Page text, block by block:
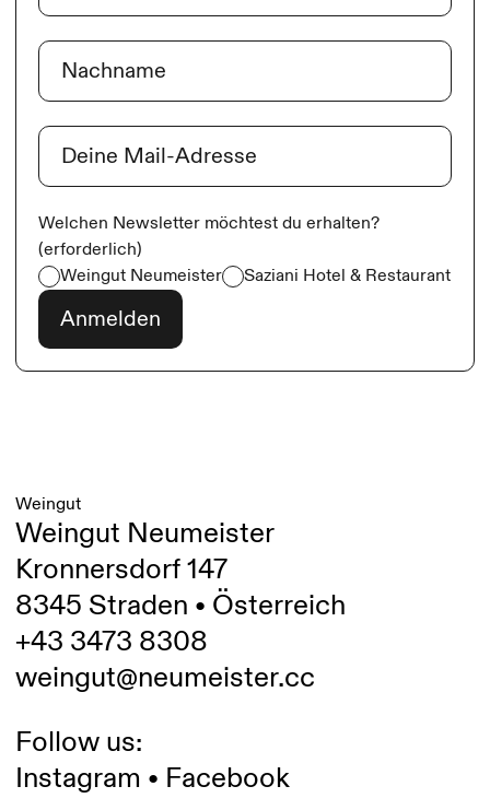
E-Mail
Welchen Newsletter möchtest du erhalten?
(erforderlich)
Weingut Neumeister
Saziani Hotel & Restaurant
Weingut
Weingut Neumeister
Kronnersdorf 147
8345 Straden • Österreich
+43 3473 8308
weingut@neumeister.cc
Follow us:
Instagram • Facebook